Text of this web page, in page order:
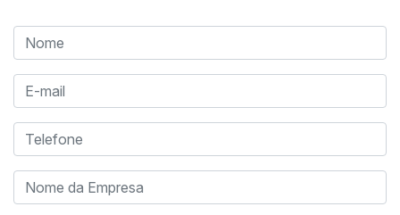
Castelo Branco, 6,1 km do Rodoanel Mário Covas, 8,9 km
da Marginal Pinheiros, 10,5 km da Marginal Tietê, 36,7 km
do Aeroporto de Congonhas e 55,7 km do Aeroporto de
Guarulhos.
Esta posição estratégica faz de Osasco um dos
endereços mais atrativos para empresas que valorizam
logística inteligente e fácil mobilidade metropolitana.